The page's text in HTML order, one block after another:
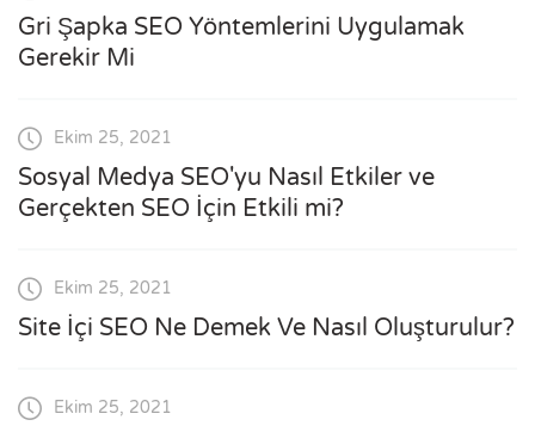
Gri Şapka SEO Yöntemlerini Uygulamak
Gerekir Mi
Ekim 25, 2021
Sosyal Medya SEO'yu Nasıl Etkiler ve
Gerçekten SEO İçin Etkili mi?
Ekim 25, 2021
Site İçi SEO Ne Demek Ve Nasıl Oluşturulur?
Ekim 25, 2021